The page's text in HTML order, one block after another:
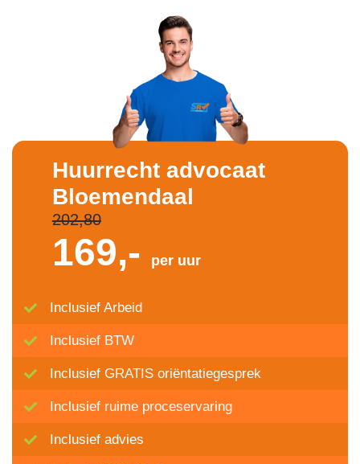
Huurrecht advocaat
Bloemendaal
202,80
169,- per uur
Inclusief Arbeid
Inclusief BTW
Inclusief GRATIS oriëntatiegesprek
Inclusief ruime proceservaring
Inclusief advies